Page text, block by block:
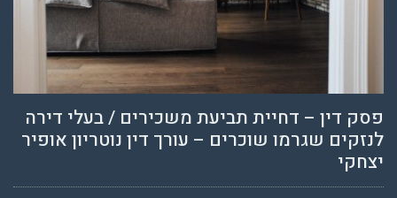
פסק דין – דחיית תביעת משכירים / בעלי דירה
לנזקים שגרמו שוכרים – עורך דין נוטריון אופיר
יצחקי